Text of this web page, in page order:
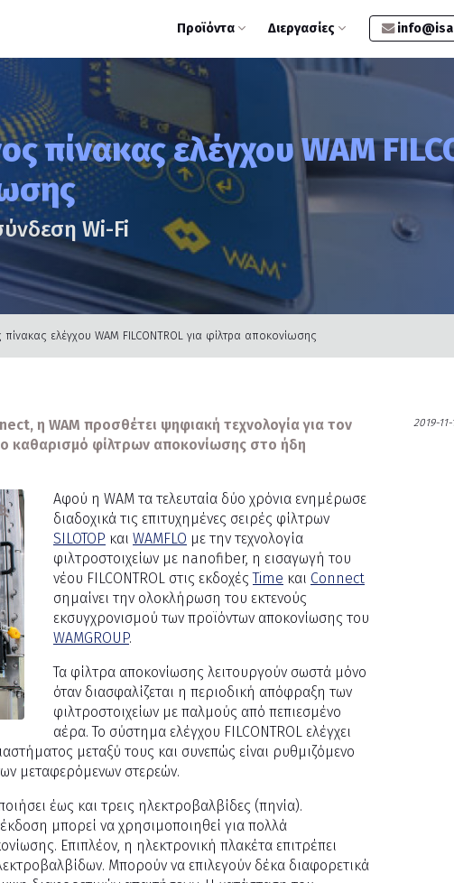
Προϊόντα Διεργασίες
πίνακας ελέγχου WAM
Wi-Fi
πίνακας ελέγχου WAM FILCONTROL για φίλτρα αποκονίωσης
η WAM προσθέτει ψηφιακή τεχνολογία για τον
καθαρισμό φίλτρων αποκονίωσης στο ήδη
Αφού η WAM τα τελευταία δύο χρόνια ενημέρωσε
διαδοχικά τις επιτυχημένες σειρές φίλτρων
SILOTOP και WAMFLO με την τεχνολογία
φιλτροστοιχείων με nanofiber, η εισαγωγή του
νέου FILCONTROL στις εκδοχέςTime και Connect
σημαίνει την ολοκλήρωση του εκτενούς
εκσυγχρονισμού των προϊόντων αποκονίωσης του
WAMGROUP.
Τα φίλτρα αποκονίωσης λειτουργούν σωστά μόνο
όταν διασφαλίζεται η περιοδική απόφραξη των
φιλτροστοιχείων με παλμούς από πεπιεσμένο
αέρα. Το σύστημα ελέγχου FILCONTROL ελέγχει
μεταξύ τους και συνεπώς είναι ρυθμιζόμενο
μεταφερόμενων στερεών.
έως και τρεις ηλεκτροβαλβίδες (πηνία).
μπορεί να χρησιμοποιηθεί για πολλά
Επιπλέον, η ηλεκτρονική πλακέτα επιτρέπει
Μπορούν να επιλεγούν δέκα διαφορετικά
2019-11-